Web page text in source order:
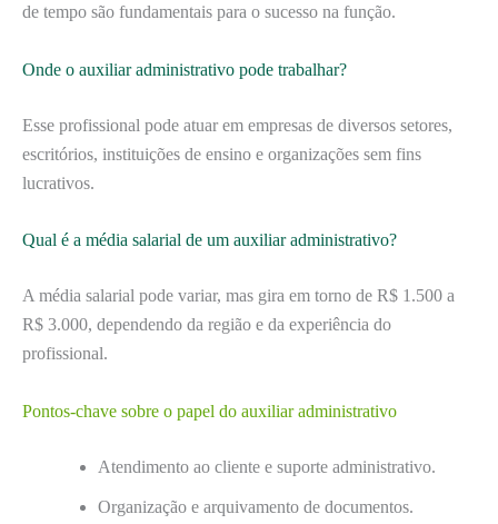
de tempo são fundamentais para o sucesso na função.
Onde o auxiliar administrativo pode trabalhar?
Esse profissional pode atuar em empresas de diversos setores,
escritórios, instituições de ensino e organizações sem fins
lucrativos.
Qual é a média salarial de um auxiliar administrativo?
A média salarial pode variar, mas gira em torno de R$ 1.500 a
R$ 3.000, dependendo da região e da experiência do
profissional.
Pontos-chave sobre o papel do auxiliar administrativo
Atendimento ao cliente e suporte administrativo.
Organização e arquivamento de documentos.